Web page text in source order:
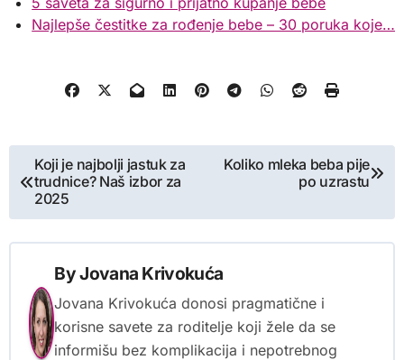
Najlepše čestitke za rođenje bebe – 30 poruka koje…
Kretanje
članka
Koji je najbolji jastuk za
trudnice? Naš izbor za
2025
Koliko mleka beba pije
po uzrastu
ByJovana Krivokuća
Jovana Krivokuća donosi pragmatične i
korisne savete za roditelje koji žele da se
informišu bez komplikacija i nepotrebnog